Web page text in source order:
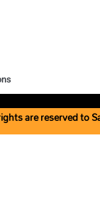
are reserved to